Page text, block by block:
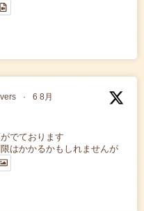
· 6 8月
でております
はかかるかもしれませんが